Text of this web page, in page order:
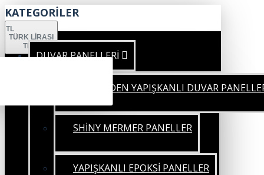
KATEGORİLER
TL
TÜRK LIRASI
TRY
DUVAR PANELLERİ
KENDİNDEN YAPIŞKANLI DUVAR
SHİNY MERMER PANELLER
YAPIŞKANLI EPOKSİ PANELLER